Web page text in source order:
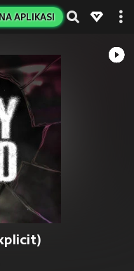
APLIKASI